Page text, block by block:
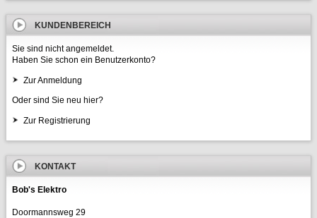
KUNDENBEREICH
Sie sind nicht angemeldet.
Haben Sie schon ein Benutzerkonto?
Zur Anmeldung
Oder sind Sie neu hier?
Zur Registrierung
KONTAKT
Bob's Elektro
Doormannsweg 29